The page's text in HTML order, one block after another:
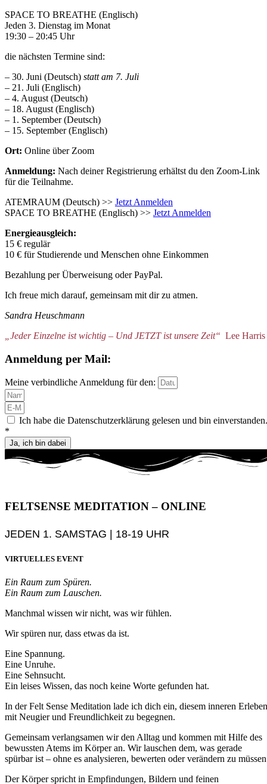
SPACE TO BREATHE (Englisch)
Jeden 3. Dienstag im Monat
19:30 – 20:45 Uhr
die nächsten Termine sind:
– 30. Juni (Deutsch) statt am 7. Juli
– 21. Juli (Englisch)
– 4. August (Deutsch)
– 18. August (Englisch)
– 1. September (Deutsch)
– 15. September (Englisch)
Ort: Online über Zoom
Anmeldung: Nach deiner Registrierung erhältst du den Zoom-Link
für die Teilnahme.
ATEMRAUM (Deutsch) >> Jetzt Anmelden
SPACE TO BREATHE (Englisch) >> Jetzt Anmelden
Energieausgleich:
15 € regulär
10 € für Studierende und Menschen ohne Einkommen
Bezahlung per Überweisung oder PayPal.
Ich freue mich darauf, gemeinsam mit dir zu atmen.
Sandra Heuschmann
„Jeder Einzelne ist wichtig – Und JETZT ist unsere Zeit“ Lee Harris
Anmeldung per Mail:
Meine verbindliche Anmeldung für den:
Ich habe die Datenschutzerklärung gelesen und bin einverstanden.
*
Ja, ich bin dabei
FELTSENSE MEDITATION – ONLINE
JEDEN 1. SAMSTAG | 18-19 UHR
VIRTUELLES EVENT
Ein Raum zum Spüren.
Ein Raum zum Lauschen.
Manchmal wissen wir nicht, was wir fühlen.
Wir spüren nur, dass etwas da ist.
Eine Spannung.
Eine Unruhe.
Eine Sehnsucht.
Ein leises Wissen, das noch keine Worte gefunden hat.
In der Felt Sense Meditation lade ich dich ein, diesem inneren Erleben
mit Neugier und Freundlichkeit zu begegnen.
Gemeinsam verlangsamen wir den Alltag und kommen mit Hilfe des
bewussten Atems im Körper an. Wir lauschen dem, was gerade
spürbar ist – ohne es analysieren, bewerten oder verändern zu
Der Körper spricht in Empfindungen, Bildern und feinen